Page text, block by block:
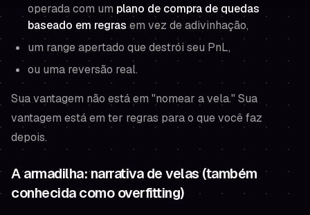
operada com um plano de compra de quedas
baseado em regras em vez de adivinhação,
um range apertado que destrói seu PnL,
ou uma reversão real.
Sua vantagem não está em "nomear a vela." Sua
vantagem está em ter regras para o que você faz
depois.
A armadilha: narrativa de velas (também
conhecida como overfitting)